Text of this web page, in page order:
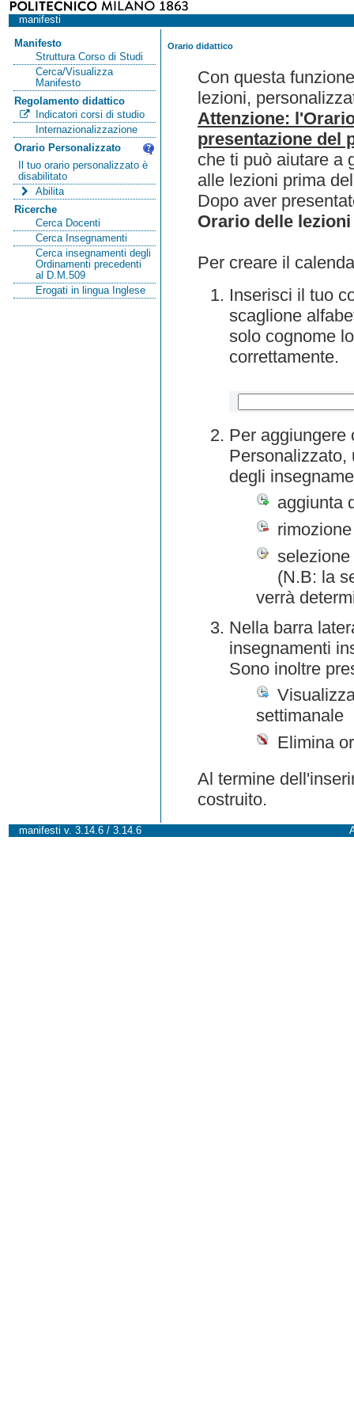
manifesti
Manifesto
Struttura Corso di Studi
Cerca/Visualizza
Manifesto
Regolamento didattico
Indicatori corsi di studio
Internazionalizzazione
Orario Personalizzato
Il tuo orario personalizzato è
disabilitato
Abilita
Ricerche
Cerca Docenti
Cerca Insegnamenti
Cerca insegnamenti degli
Ordinamenti precedenti
al D.M.509
Erogati in lingua Inglese
Orario didattico
Con questa
lezioni,
Attenzione:
presentazione del
che ti può aiutare a
alle lezioni prima
Dopo aver
Orario delle lezioni
Per creare il
Inserisci il tuo
scaglione
solo cognome
correttamente.
Per aggiungere
Personalizzato,
degli
aggiunta
(N.B: la
verrà
Nella barra
insegnamenti
Sono inoltre
settimanale
Elimina
Al termine
costruito.
manifesti v. 3.14.6 / 3.14.6